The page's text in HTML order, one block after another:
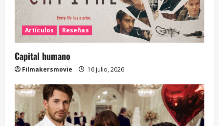
Artículos Reseñas
Capital humano
Filmakersmovie 16 julio, 2026